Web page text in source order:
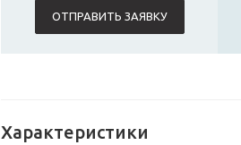
ОТПРАВИТЬ ЗАЯВКУ
Характеристики